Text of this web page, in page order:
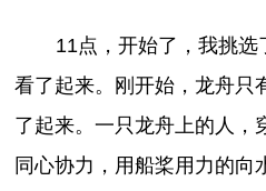
11点，开始了，我挑
看了起来。刚开始，龙舟只
了起来。一只龙舟上的人，
同心协力，用船桨用力的向